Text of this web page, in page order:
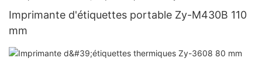
Imprimante d'étiquettes portable Zy-M430B 110
mm